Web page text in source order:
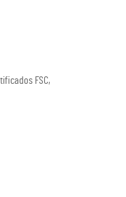
FSC,